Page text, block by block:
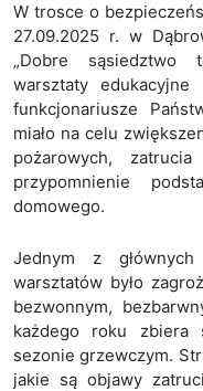
W trosce o
27.09.2025 r. w
„Dobre sąsiedztwo
warsztaty
funkcjonariusze
miało na celu
pożarowych,
przypomnienie
domowego.
Jednym z
warsztatów było
bezwonnym,
każdego roku zbiera
sezonie grzewczym.
jakie są objawy